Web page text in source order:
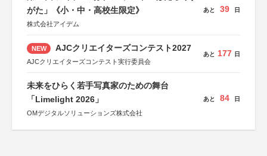
がた」《小・中・高校生限定》
株式会社アイデム
あと 39 日
NEW AJCクリエイターズコンテスト2027
AJCクリエイターズコンテスト実行委員会
あと 177 日
未来をひらく若手写真家のための舞台
「Limelight 2026」
OMデジタルソリューションズ株式会社
あと 84 日